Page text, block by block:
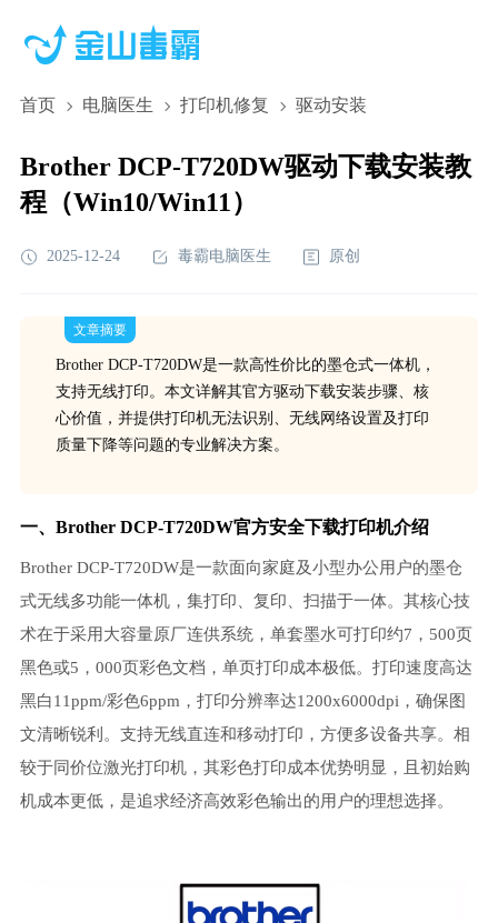
首页 电脑医生 打印机修复 驱动安装
Brother DCP-T720DW驱动下载安装教
程（Win10/Win11）
2025-12-24 毒霸电脑医生 原创
文章摘要
Brother DCP-T720DW是一款高性价比的墨仓式一体机，
支持无线打印。本文详解其官方驱动下载安装步骤、核
心价值，并提供打印机无法识别、无线网络设置及打印
质量下降等问题的专业解决方案。
一、Brother DCP-T720DW官方安全下载打印机介绍
Brother DCP-T720DW是一款面向家庭及小型办公用户的墨仓
式无线多功能一体机，集打印、复印、扫描于一体。其核心技
术在于采用大容量原厂连供系统，单套墨水可打印约7，500页
黑色或5，000页彩色文档，单页打印成本极低。打印速度高达
黑白11ppm/彩色6ppm，打印分辨率达1200x6000dpi，确保图
文清晰锐利。支持无线直连和移动打印，方便多设备共享。相
较于同价位激光打印机，其彩色打印成本优势明显，且初始购
机成本更低，是追求经济高效彩色输出的用户的理想选择。